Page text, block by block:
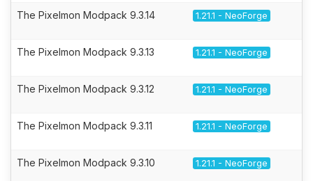
The Pixelmon Modpack 9.3.14 1.21.1 - NeoForge
The Pixelmon Modpack 9.3.13 1.21.1 - NeoForge
The Pixelmon Modpack 9.3.12 1.21.1 - NeoForge
The Pixelmon Modpack 9.3.11 1.21.1 - NeoForge
The Pixelmon Modpack 9.3.10 1.21.1 - NeoForge